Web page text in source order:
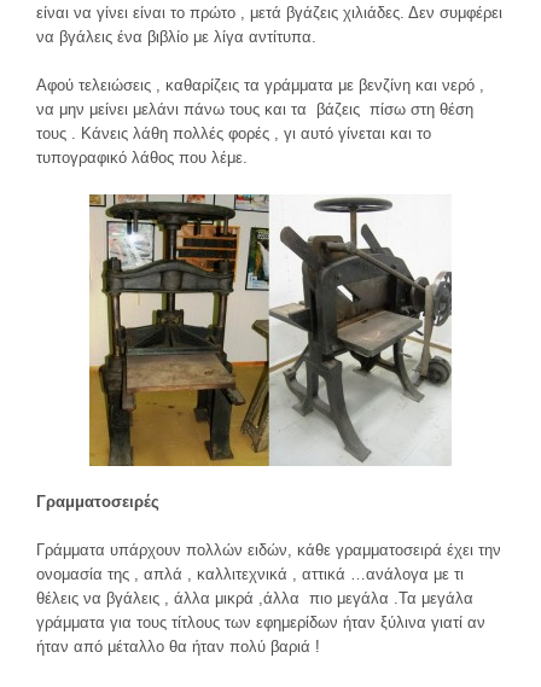
είναι να γίνει είναι το πρώτο , μετά βγάζεις χιλιάδες. Δεν συμφέρει
να βγάλεις ένα βιβλίο με λίγα αντίτυπα.
Αφού τελειώσεις , καθαρίζεις τα γράμματα με βενζίνη και νερό ,
να μην μείνει μελάνι πάνω τους και τα βάζεις πίσω στη θέση
τους . Κάνεις λάθη πολλές φορές , γι αυτό γίνεται και το
τυπογραφικό λάθος που λέμε.
Γραμματοσειρές
Γράμματα υπάρχουν πολλών ειδών, κάθε γραμματοσειρά έχει την
ονομασία της , απλά , καλλιτεχνικά , αττικά …ανάλογα με τι
θέλεις να βγάλεις , άλλα μικρά ,άλλα πιο μεγάλα .Τα μεγάλα
γράμματα για τους τίτλους των εφημερίδων ήταν ξύλινα γιατί αν
ήταν από μέταλλο θα ήταν πολύ βαριά !